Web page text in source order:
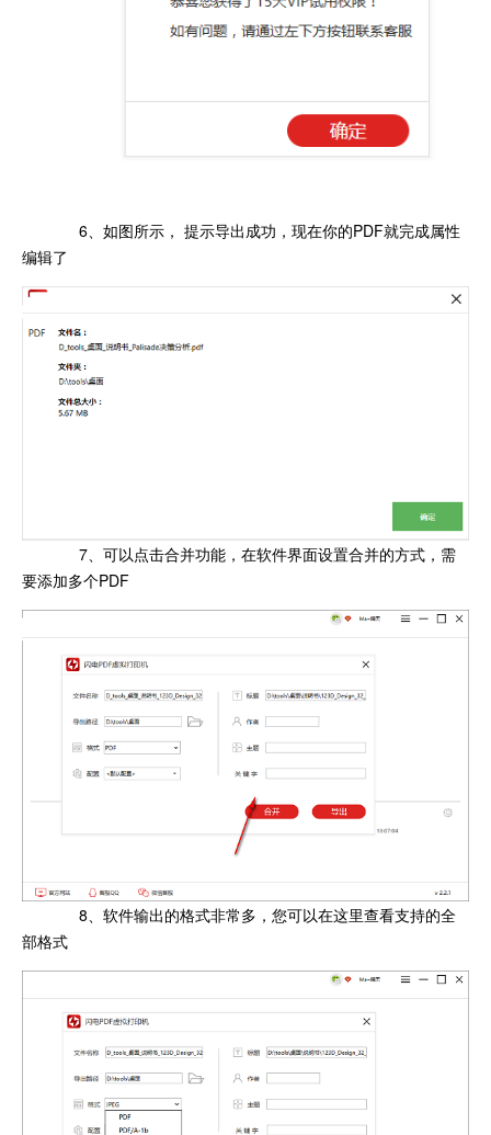
6、如图所示， 提示导出成功，现在你的PDF就完成属性
编辑了
7、可以点击合并功能，在软件界面设置合并的方式，需
要添加多个PDF
8、软件输出的格式非常多，您可以在这里查看支持的全
部格式